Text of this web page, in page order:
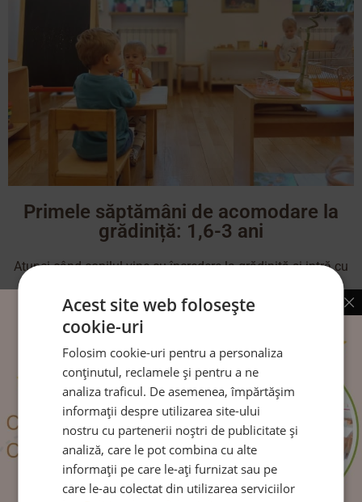
Primele săptămâni de acomodare la
grădiniță: 1,6-3 ani
Atunci când copilul vine cu încredere la grădiniţă şi intră cu
CITEȘTE MAI MULT
Urmărește-ne pe:
Acest site web folosește
cookie-uri
Folosim cookie-uri pentru a personaliza
conținutul, reclamele și pentru a ne
analiza traficul. De asemenea, împărtășim
informații despre utilizarea site-ului
nostru cu partenerii noștri de publicitate și
analiză, care le pot combina cu alte
informații pe care le-ați furnizat sau pe
care le-au colectat din utilizarea serviciilor